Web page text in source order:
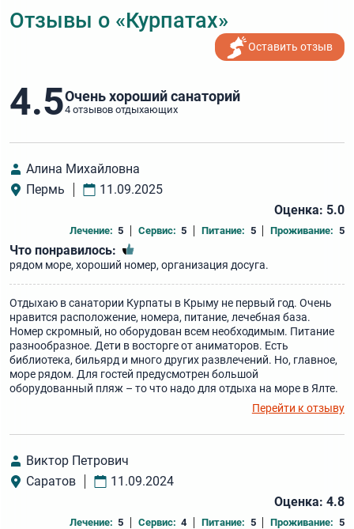
Отзывы о «Курпатах»
Оставить отзыв
4.5Очень хороший санаторий
4 отзывов отдыхающих
Алина Михайловна
Пермь
11.09.2025
Оценка: 5.0
Лечение: 5 Сервис: 5 Питание: 5 Проживание: 5
Что понравилось:
рядом море, хороший номер, организация досуга.
Отдыхаю в санатории Курпаты в Крыму не первый год. Очень
нравится расположение, номера, питание, лечебная база.
Номер скромный, но оборудован всем необходимым. Питание
разнообразное. Дети в восторге от аниматоров. Есть
библиотека, бильярд и много других развлечений. Но, главное,
море рядом. Для гостей предусмотрен большой
оборудованный пляж – то что надо для отдыха на море в Ялте.
Перейти к отзыву
Виктор Петрович
Саратов
11.09.2024
Оценка: 4.8
Лечение: 5 Сервис: 4 Питание: 5 Проживание: 5